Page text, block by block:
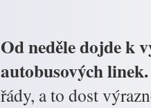
Od neděle dojde k
autobusových
řády, a to dost